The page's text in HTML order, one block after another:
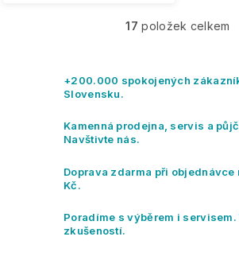
O
á
c
r
v
y
17 položek celkem
+200.000 spokojených
Slovensku.
Kamenná prodejna, servis a
Navštivte nás.
Doprava zdarma při objednávce
Kč.
Poradíme s výběrem i servisem.
zkušeností.